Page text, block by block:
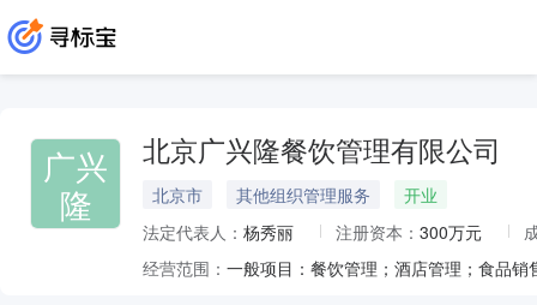
广兴
隆
北京广兴隆餐饮管理有限公司
北京市 其他组织管理服务
开业
法定代表人： 杨秀丽 注册资本： 300万元
经营范围：